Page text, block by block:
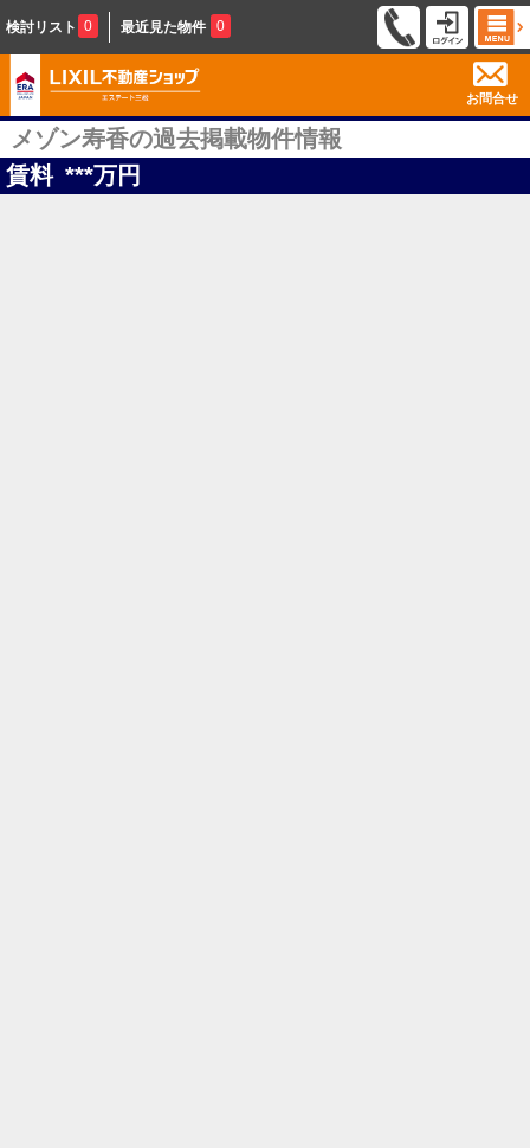
検討リスト 0 最近見た物件 0
お問合せ
メゾン寿香の過去掲載物件情報
賃料 ***万円